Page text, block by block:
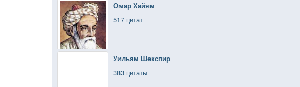
Омар Хайям
517 цитат
Уильям Шекспир
383 цитаты